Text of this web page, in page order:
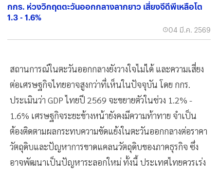
กกร. ห่วงวิกฤตตะวันออกกลางลากยาว เสี่ยงจีดีพีเหลือโต
1.3 - 1.6%
04 มี.ค. 2569
สถานการณ์ในตะวันออกกลางยังวางใจไม่ได้ และความเสี่ยง
ต่อเศรษฐกิจไทยอาจสูงกว่าที่เห็นในปัจจุบัน โดย กกร.
ประเมินว่า GDP ไทยปี 2569 จะขยายตัวในช่วง 1.2% -
1.6% เศรษฐกิจระยะข้างหน้ายังคงมีความท้าทาย จำเป็น
ต้องติดตามผลกระทบความขัดแย้งในตะวันออกกลางต่อราคา
วัตถุดิบและปัญหาการขาดแคลนวัตถุดิบของภาคธุรกิจ ซึ่ง
อาจพัฒนาเป็นปัญหาระลอกใหม่ ทั้งนี้ ประเทศไทยควรเร่ง